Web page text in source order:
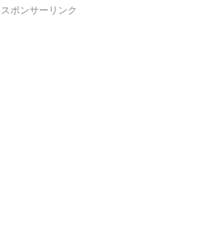
スポンサーリンク